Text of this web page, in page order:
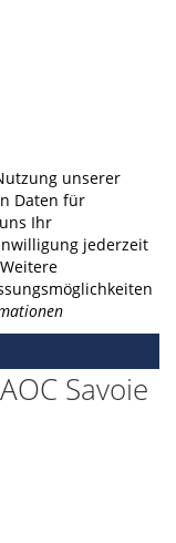
unserer
Daten für
Ihr
jederzeit
Savoie